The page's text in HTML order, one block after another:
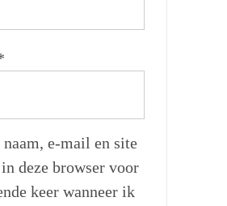
e-mail en site
deze browser voor
keer wanneer ik